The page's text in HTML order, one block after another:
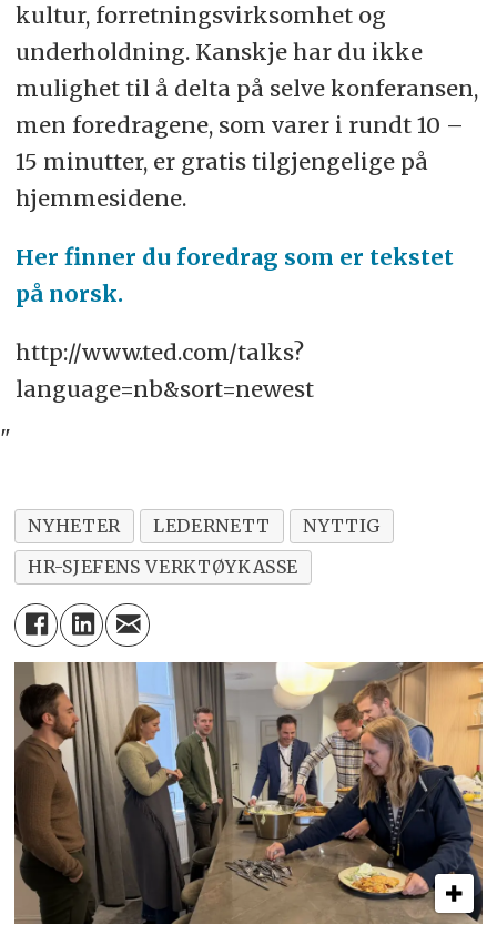
kultur, forretningsvirksomhet og
underholdning. Kanskje har du ikke
mulighet til å delta på selve konferansen,
men foredragene, som varer i rundt 10 –
15 minutter, er gratis tilgjengelige på
hjemmesidene.
Her finner du foredrag som er tekstet
på norsk.
http://www.ted.com/talks?
language=nb&sort=newest
"
NYHETER LEDERNETT
NYTTIG
HR-SJEFENS VERKTØYKASSE